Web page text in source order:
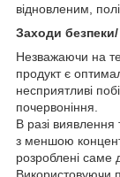
відновленим,
Заходи безпеки/
Незважаючи на
продукт є
несприятливі
почервоніння.
В разі виявлення
з меншою
розроблені саме
Використовуючи